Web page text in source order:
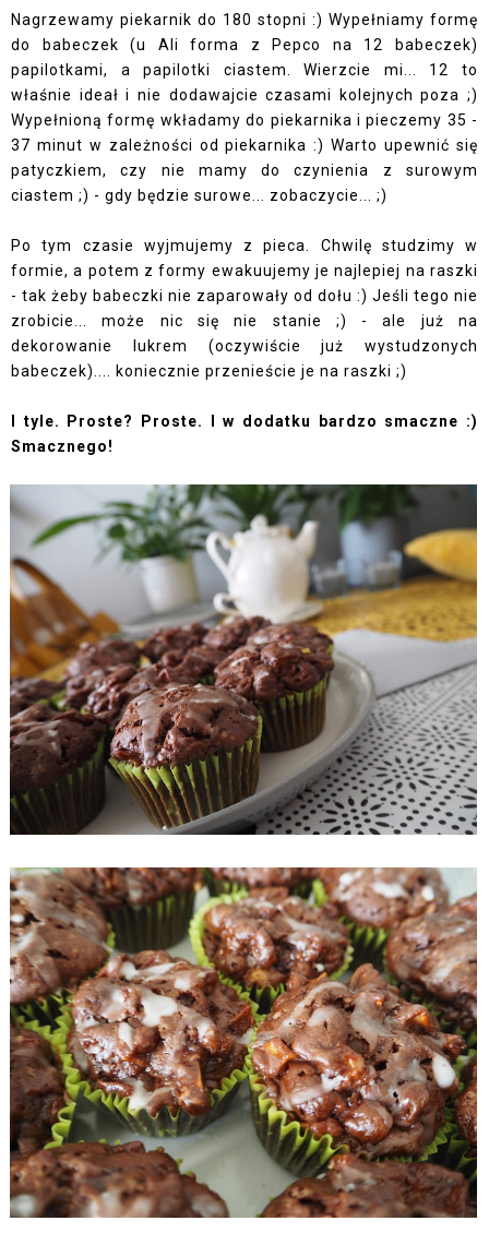
Nagrzewamy piekarnik do 180 stopni :) Wypełniamy formę
do babeczek (u Ali forma z Pepco na 12 babeczek)
papilotkami, a papilotki ciastem. Wierzcie mi... 12 to
właśnie ideał i nie dodawajcie czasami kolejnych poza ;)
Wypełnioną formę wkładamy do piekarnika i pieczemy 35 -
37 minut w zależności od piekarnika :) Warto upewnić się
patyczkiem, czy nie mamy do czynienia z surowym
ciastem ;) - gdy będzie surowe... zobaczycie... ;)
Po tym czasie wyjmujemy z pieca. Chwilę studzimy w
formie, a potem z formy ewakuujemy je najlepiej na raszki
- tak żeby babeczki nie zaparowały od dołu :) Jeśli tego nie
zrobicie... może nic się nie stanie ;) - ale już na
dekorowanie lukrem (oczywiście już wystudzonych
babeczek).... koniecznie przenieście je na raszki ;)
I tyle. Proste? Proste. I w dodatku bardzo smaczne :)
Smacznego!